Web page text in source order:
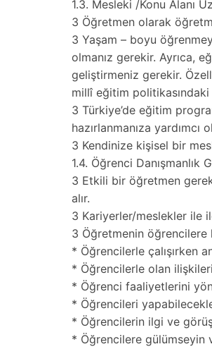
1.3. Mesleki /Konu Alanı
3 Öğretmen olarak
3 Yaşam – boyu
olmanız gerekir. Ayrıca,
geliştirmeniz gerekir.
millî eğitim
3 Türkiye’de eğitim
hazırlanmanıza
3 Kendinize kişisel bir
1.4. Öğrenci Danışmanlık
3 Etkili bir öğretmen
alır.
3 Kariyerler/meslekler ile
3 Öğretmenin öğrencilere
* Öğrencilerle çalışırken
* Öğrencilerle olan
* Öğrenci faaliyetlerini
* Öğrencileri
* Öğrencilerin ilgi ve
* Öğrencilere gülümseyin